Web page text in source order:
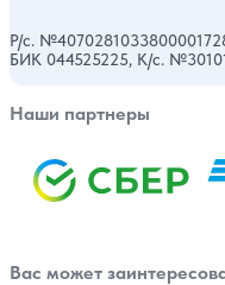
Р/с.
БИК 044525225, К/с.
Наши партнеры
Вас может